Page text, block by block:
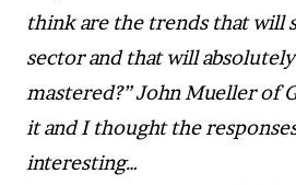
think are the trends that will
sector and that will
mastered?” John Mueller of
it and I thought the
interesting…